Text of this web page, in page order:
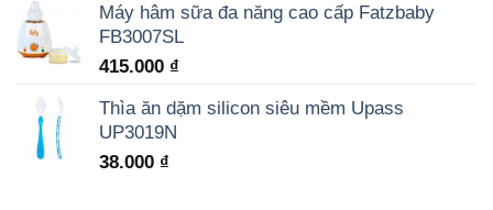
Máy hâm sữa đa năng cao cấp Fatzbaby
FB3007SL
415.000 ₫
Thìa ăn dặm silicon siêu mềm Upass
UP3019N
38.000 ₫